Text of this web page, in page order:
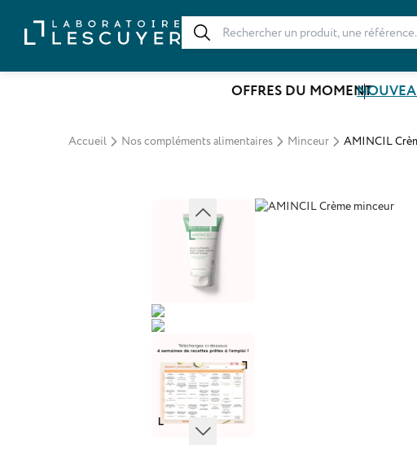
OFFRES DU MOMENT
Accueil Nos compléments alimentaires Minceur AMINCIL